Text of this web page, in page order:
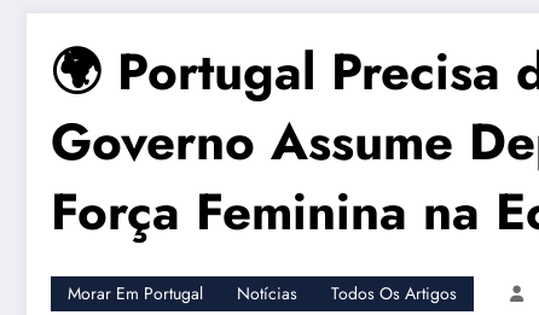
🌍 Portugal Precisa
Governo Assume
Força Feminina na
Morar Em Portugal Notícias Todos Os Artigos